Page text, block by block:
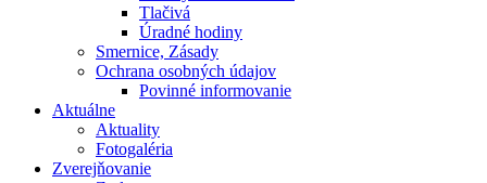
Tlačivá
Úradné hodiny
Smernice, Zásady
Ochrana osobných údajov
Povinné informovanie
Aktuálne
Aktuality
Fotogaléria
Zverejňovanie